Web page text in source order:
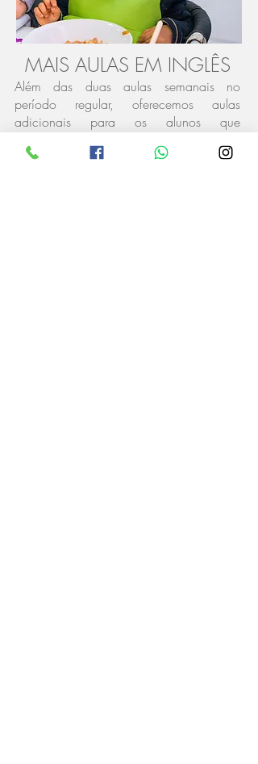
MAIS AULAS EM INGLÊS
Além das duas aulas semanais no
período regular, oferecemos aulas
adicionais para os alunos que
extendido.